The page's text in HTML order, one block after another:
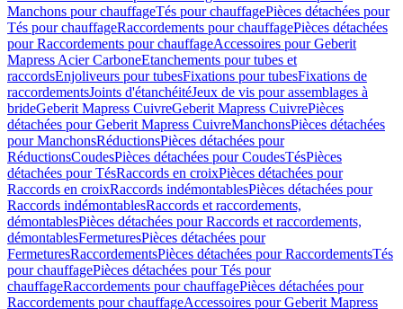
Manchons pour chauffageTés pour chauffagePièces détachées pour
Tés pour chauffageRaccordements pour chauffagePièces détachées
pour Raccordements pour chauffageAccessoires pour Geberit
Mapress Acier CarboneEtanchements pour tubes et
raccordsEnjoliveurs pour tubesFixations pour tubesFixations de
raccordementsJoints d'étanchéitéJeux de vis pour assemblages à
brideGeberit Mapress CuivreGeberit Mapress CuivrePièces
détachées pour Geberit Mapress CuivreManchonsPièces détachées
pour ManchonsRéductionsPièces détachées pour
RéductionsCoudesPièces détachées pour CoudesTésPièces
détachées pour TésRaccords en croixPièces détachées pour
Raccords en croixRaccords indémontablesPièces détachées pour
Raccords indémontablesRaccords et raccordements,
démontablesPièces détachées pour Raccords et raccordements,
démontablesFermeturesPièces détachées pour
FermeturesRaccordementsPièces détachées pour RaccordementsTés
pour chauffagePièces détachées pour Tés pour
chauffageRaccordements pour chauffagePièces détachées pour
Raccordements pour chauffageAccessoires pour Geberit Mapress